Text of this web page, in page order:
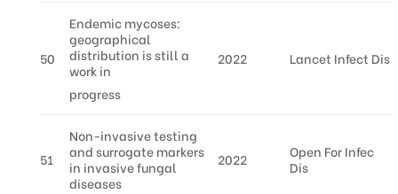
50
Endemic mycoses:
geographical
distribution is still a
work in
progress
2022 Lancet Infect Dis
51
Non-invasive testing
and surrogate markers
in invasive fungal
diseases
2022
Open For Infec
Dis